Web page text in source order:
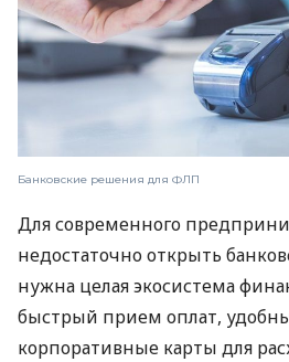
Банковские решения для ФЛП
Для современного
недостаточно открыть
нужна целая экосистема
быстрый прием оплат,
корпоративные карты для